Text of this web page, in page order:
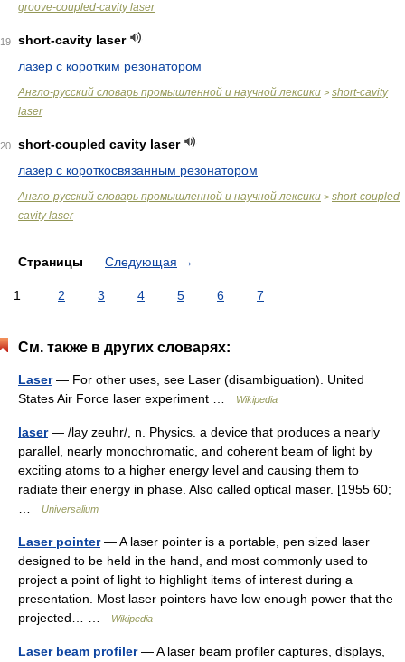
groove-coupled-cavity laser
19
short-cavity laser
лазер с коротким резонатором
Англо-русский словарь промышленной и научной лексики > short-cavity
laser
20
short-coupled cavity laser
лазер с короткосвязанным резонатором
Англо-русский словарь промышленной и научной лексики > short-coupled
cavity laser
Страницы Следующая →
1 2 3 4 5 6 7
См. также в других словарях:
Laser— For other uses, see Laser (disambiguation). United
States Air Force laser experiment …
Wikipedia
laser— /lay zeuhr/, n. Physics. a device that produces a nearly
parallel, nearly monochromatic, and coherent beam of light by
exciting atoms to a higher energy level and causing them to
radiate their energy in phase. Also called optical maser. [1955 60;
Universalium
Laser pointer— A laser pointer is a portable, pen sized laser
designed to be held in the hand, and most commonly used to
project a point of light to highlight items of interest during a
presentation. Most laser pointers have low enough power that the
projected… …
Wikipedia
Laser beam profiler— A laser beam profiler captures, displays,